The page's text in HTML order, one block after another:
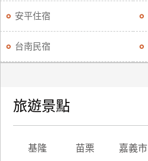
安平住宿
台南民宿
旅遊景點
基隆 苗栗 嘉義市